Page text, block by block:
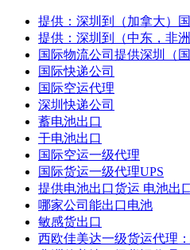
提供：深圳到（加拿大）
提供：深圳到（中东，非
国际物流公司提供深圳（
国际快递公司
国际空运代理
深圳快递公司
蓄电池出口
干电池出口
国际空运一级代理
国际货运一级代理UPS
提供电池出口货运 电池出
哪家公司能出口电池
敏感货出口
西欧佳美达一级货运代理